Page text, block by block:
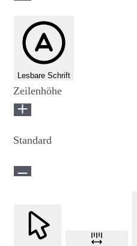
Lesbare Schrift
Zeilenhöhe
Standard